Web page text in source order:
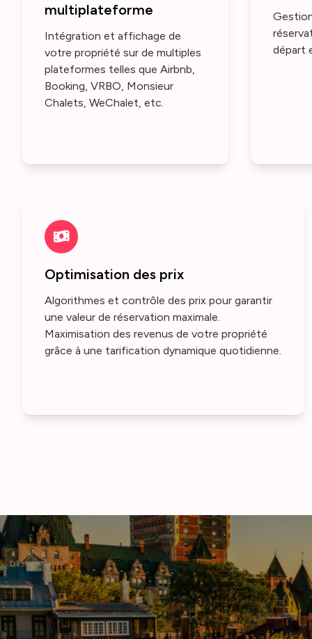
multiplateforme
Intégration et affichage de
votre propriété sur de multiples
plateformes telles que Airbnb,
Booking, VRBO, Monsieur
Chalets, WeChalet, etc.
départ
Optimisation des prix
Algorithmes et contrôle des prix pour garantir
une valeur de réservation maximale.
Maximisation des revenus de votre propriété
grâce à une tarification dynamique quotidienne.